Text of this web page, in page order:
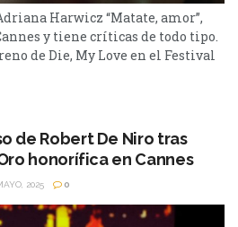
Harwicz “Matate, amor”,
y tiene críticas de todo tipo.
de Die, My Love en el Festival
de Adriana Harwicz
ovación de nueve minutos y la
de Robert De Niro tras
honorífica en Cannes
2025 0